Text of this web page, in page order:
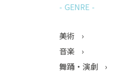
GENRE
美術
音楽
舞踊・演劇